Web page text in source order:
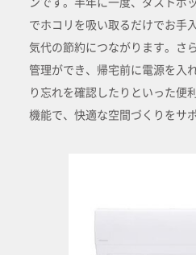
でホコリを吸い取るだけでお手
気代の節約につながります。さ
管理ができ、帰宅前に電源を入
り忘れを確認したりといった便
機能で、快適な空間づくりをサ